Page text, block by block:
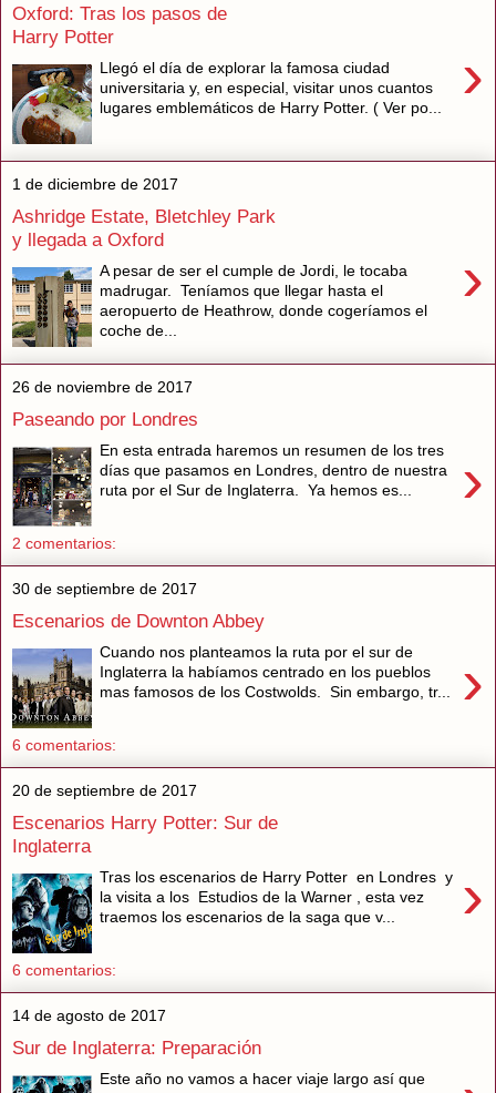
Oxford: Tras los pasos de
Harry Potter
›
Llegó el día de explorar la famosa ciudad
universitaria y, en especial, visitar unos cuantos
lugares emblemáticos de Harry Potter. ( Ver po...
1 de diciembre de 2017
Ashridge Estate, Bletchley Park
y llegada a Oxford
›
A pesar de ser el cumple de Jordi, le tocaba
madrugar. Teníamos que llegar hasta el
aeropuerto de Heathrow, donde cogeríamos el
coche de...
26 de noviembre de 2017
Paseando por Londres
›
En esta entrada haremos un resumen de los tres
días que pasamos en Londres, dentro de nuestra
ruta por el Sur de Inglaterra. Ya hemos es...
2 comentarios:
30 de septiembre de 2017
Escenarios de Downton Abbey
›
Cuando nos planteamos la ruta por el sur de
Inglaterra la habíamos centrado en los pueblos
mas famosos de los Costwolds. Sin embargo, tr...
6 comentarios:
20 de septiembre de 2017
Escenarios Harry Potter: Sur de
Inglaterra
›
Tras los escenarios de Harry Potter en Londres y
la visita a los Estudios de la Warner , esta vez
traemos los escenarios de la saga que v...
6 comentarios:
14 de agosto de 2017
Sur de Inglaterra: Preparación
Este año no vamos a hacer viaje largo así que